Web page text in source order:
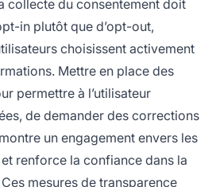
collecte du consentement doit
in plutôt que d’opt-out,
choisissent activement
Mettre en place des
permettre à l’utilisateur
de demander des corrections
un engagement envers les
renforce la confiance dans la
mesures de transparence